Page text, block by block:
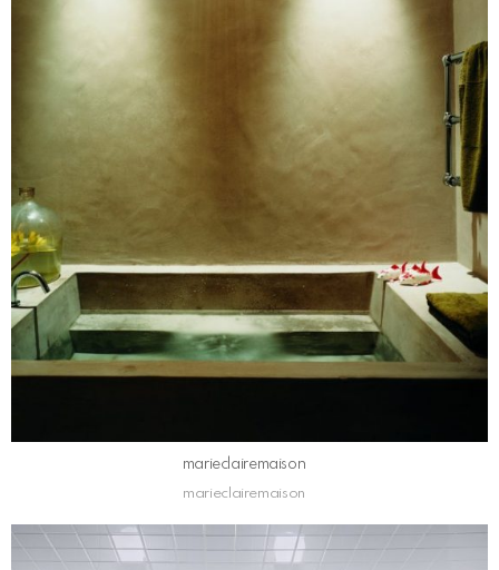
marieclairemaison
marieclairemaison